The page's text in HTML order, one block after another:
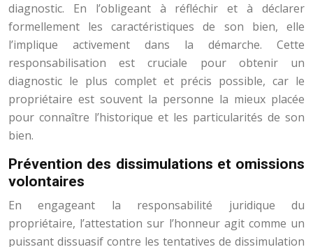
diagnostic. En l’obligeant à réfléchir et à déclarer
formellement les caractéristiques de son bien, elle
l’implique activement dans la démarche. Cette
responsabilisation est cruciale pour obtenir un
diagnostic le plus complet et précis possible, car le
propriétaire est souvent la personne la mieux placée
pour connaître l’historique et les particularités de son
bien.
Prévention des dissimulations et omissions
volontaires
En engageant la responsabilité juridique du
propriétaire, l’attestation sur l’honneur agit comme un
puissant dissuasif contre les tentatives de dissimulation